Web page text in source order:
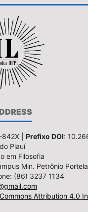
| Prefixo DOI:
Piauí
em Filosofia
Min. Petrônio Portela
(86) 3237 1134
Attribution 4.0